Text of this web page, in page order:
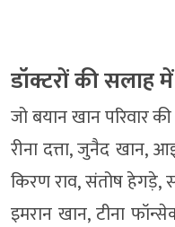
डॉक्टरों की
जो बयान खान परिवार
रीना दत्ता, जुनैद खान,
किरण राव, संतोष
इमरान खान, टीना